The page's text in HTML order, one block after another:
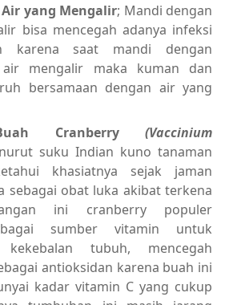
yang Mengalir; Mandi dengan
bisa mencegah adanya infeksi
karena saat mandi dengan
air mengalir maka kuman dan
bersamaan dengan air yang
Cranberry (Vaccinium
suku Indian kuno tanaman
khasiatnya sejak jaman
sebagai obat luka akibat terkena
ini cranberry populer
sumber vitamin untuk
kekebalan tubuh, mencegah
antioksidan karena buah ini
kadar vitamin C yang cukup